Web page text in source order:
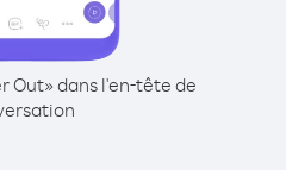
Out» dans l'en-tête de